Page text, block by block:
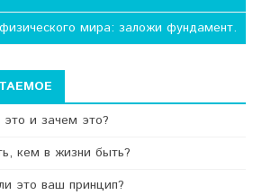
мира: заложи фундамент.
и зачем это?
кем в жизни быть?
это ваш принцип?